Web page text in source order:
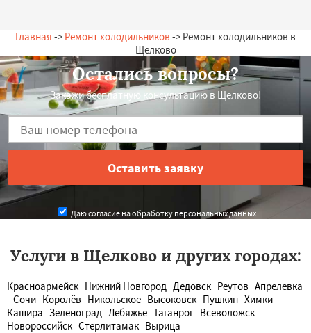
Главная -> Ремонт холодильников -> Ремонт холодильников в
Щелково
Остались вопросы?
Закажи бесплатную консультацию в Щелково!
Даю согласие на обработку персональных данных
Услуги в Щелково и других городах:
Красноармейск Нижний Новгород Дедовск Реутов Апрелевка
Сочи Королёв Никольское Высоковск Пушкин Химки
Кашира Зеленоград Лебяжье Таганрог Всеволожск
Новороссийск Стерлитамак Вырица